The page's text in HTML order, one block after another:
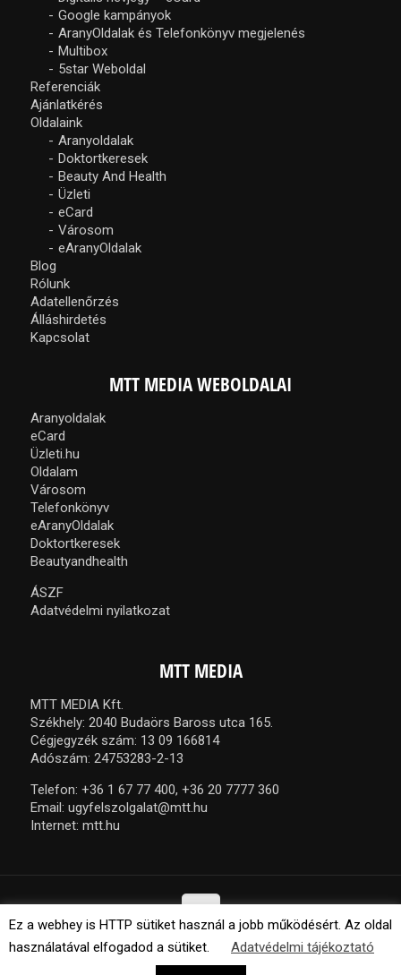
Google kampányok
AranyOldalak és Telefonkönyv megjelenés
Multibox
5star Weboldal
Referenciák
Ajánlatkérés
Oldalaink
Aranyoldalak
Doktortkeresek
Beauty And Health
Üzleti
eCard
Városom
eAranyOldalak
Blog
Rólunk
Adatellenőrzés
Álláshirdetés
Kapcsolat
MTT MEDIA WEBOLDALAI
Aranyoldalak
eCard
Üzleti.hu
Oldalam
Városom
Telefonkönyv
eAranyOldalak
Doktortkeresek
Beautyandhealth
ÁSZF
Adatvédelmi nyilatkozat
MTT MEDIA
MTT MEDIA Kft.
Székhely: 2040 Budaörs Baross utca 165.
Cégjegyzék szám: 13 09 166814
Adószám: 24753283-2-13
Telefon: +36 1 67 77 400, +36 20 7777 360
Email: ugyfelszolgalat@mtt.hu
Internet: mtt.hu
© 2021 MTT Media Kft. Minden jog fenntartva.
Ez a webhey is HTTP sütiket használ a jobb működésért. Az oldal
használatával elfogadod a sütiket.
Adatvédelmi tájékoztató